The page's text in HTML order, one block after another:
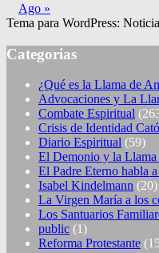
Ago »
Tema para WordPress:
Categorias
¿Qué es la Llama de
Advocaciones y La
Combate Espiritual
Crisis de Identidad
Diario Espiritual (59)
El Demonio y la
El Padre Eterno habla
Isabel Kindelmann (20)
La Virgen María a los
Los Santuarios
public (1)
Reforma Protestante